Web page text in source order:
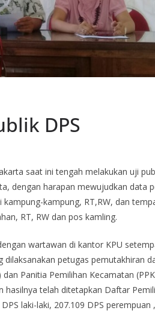
DPS
saat ini tengah melakukan uji
dengan harapan mewujudkan data
kampung, RT,RW, dan
RT, RW dan pos kamling.
wartawan di kantor KPU
petugas pemutakhiran
Panitia Pemilihan Kecamatan
hasilnya telah ditetapkan Daftar
laki-laki, 207.109 DPS perempuan